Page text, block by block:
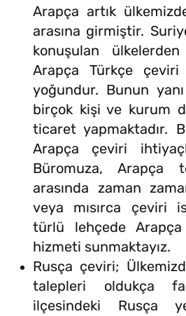
Arapça artık
arasına girmiştir.
konuşulan
Arapça Türkçe
yoğundur. Bunun
birçok kişi ve kurum
ticaret yapmaktadır.
Arapça çeviri
Büromuza, Arapça
arasında zaman
veya mısırca çeviri
türlü lehçede
hizmeti sunmaktayız.
Rusça çeviri;
talepleri oldukça
ilçesindeki Rusça